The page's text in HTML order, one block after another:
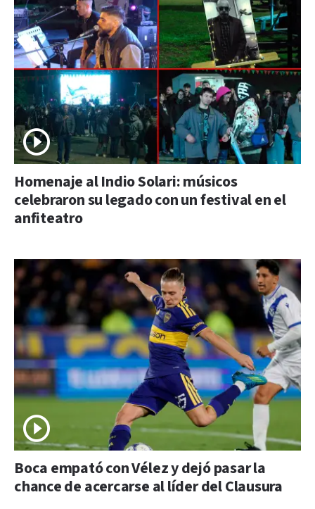
Homenaje al Indio Solari: músicos
celebraron su legado con un festival en el
anfiteatro
Boca empató con Vélez y dejó pasar la
chance de acercarse al líder del Clausura